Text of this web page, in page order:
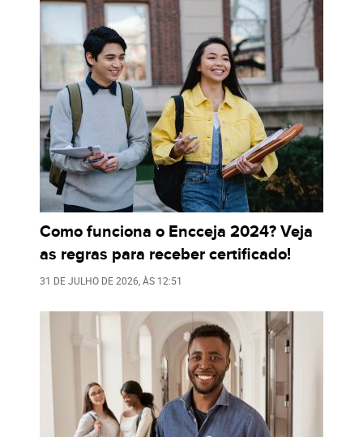
Como funciona o Encceja 2024? Veja
as regras para receber certificado!
31 DE JULHO DE 2026 , ÀS 12:51